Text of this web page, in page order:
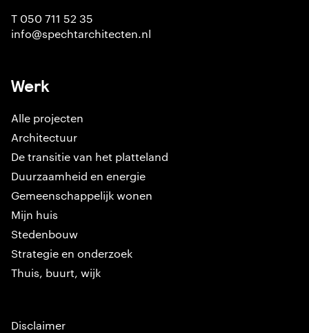
T 050 711 52 35
info@spechtarchitecten.nl
Werk
Alle projecten
Architectuur
De transitie van het platteland
Duurzaamheid en energie
Gemeenschappelijk wonen
Mijn huis
Stedenbouw
Strategie en onderzoek
Thuis, buurt, wijk
Disclaimer